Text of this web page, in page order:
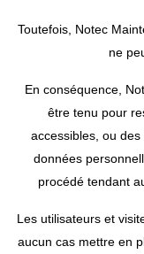
Toutefois, Notec
ne
En conséquence,
être tenu pour
accessibles, ou
données
procédé tendant
Les utilisateurs et
aucun cas mettre en